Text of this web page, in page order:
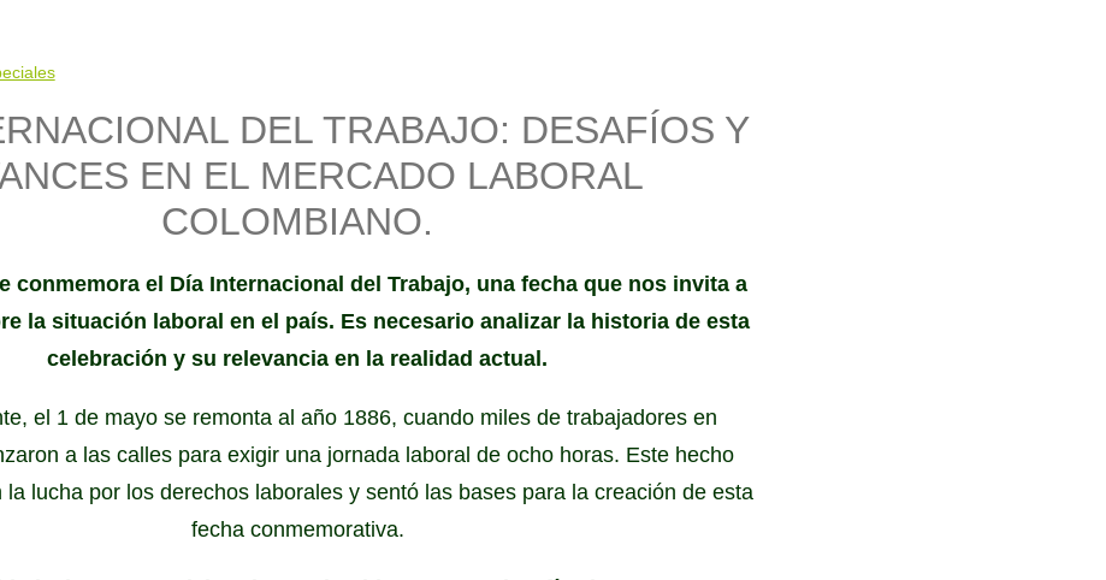
DEL TRABAJO: DESAFÍOS Y
EN EL MERCADO LABORAL
COLOMBIANO.
conmemora el Día Internacional del Trabajo, una fecha que nos invita a
la situación laboral en el país. Es necesario analizar la historia de esta
celebración y su relevancia en la realidad actual.
el 1 de mayo se remonta al año 1886, cuando miles de trabajadores en
a las calles para exigir una jornada laboral de ocho horas. Este hecho
la lucha por los derechos laborales y sentó las bases para la creación de esta
fecha conmemorativa.